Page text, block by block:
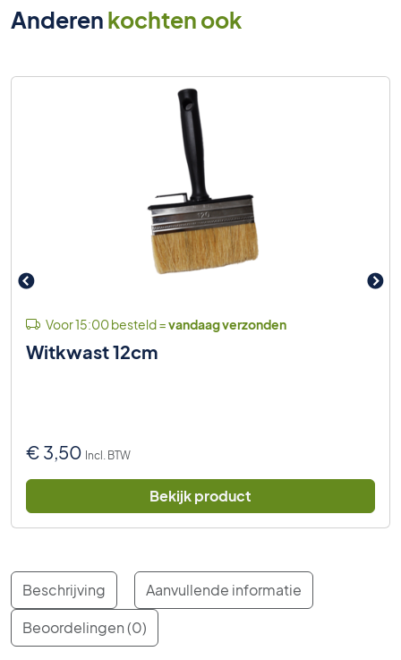
Anderenkochten ook
Voor 15:00 besteld =vandaag verzonden
Witkwast 12cm
€ 3,50 Incl. BTW
Bekijk product
Beschrijving
Aanvullende informatie
Beoordelingen (0)